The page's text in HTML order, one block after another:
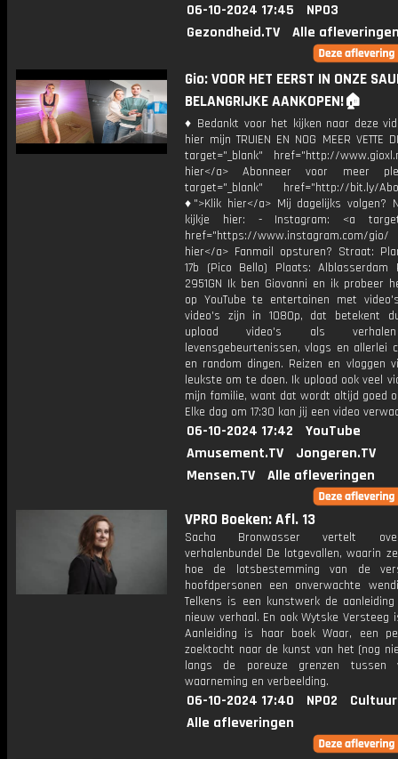
06-10-2024 17:45
NPO3
Gezondheid.TV
Alle
Gio: VOOR HET EERST IN ONZE
BELANGRIJKE AANKOPEN!🏠
♦ Bedankt voor het kijken naar deze
hier mijn TRUIEN EN NOG MEER VETTE
target="_blank" href="http://
hier</a> Abonneer voor meer
target="_blank" href="http://bit.ly/
♦">Klik hier</a> Mij dagelijks volgen?
kijkje hier: - Instagram: <a
href="https://www.instagram.com/
hier</a> Fanmail opsturen? Straat:
17b (Pico Bello) Plaats: Alblasserdam
2951GN Ik ben Giovanni en ik probeer
op YouTube te entertainen met
video's zijn in 1080p, dat betekent
upload video's als
levensgebeurtenissen, vlogs en allerlei
en random dingen. Reizen en vloggen
leukste om te doen. Ik upload ook veel
mijn familie, want dat wordt altijd goed
Elke dag om 17:30 kan jij een video
06-10-2024 17:42
YouTube
Amusement.TV
Jongeren.TV
Mensen.TV
Alle afleveringen
VPRO Boeken: Afl. 13
Sacha Bronwasser vertelt
verhalenbundel De lotgevallen, waarin
hoe de lotsbestemming van de
hoofdpersonen een onverwachte
Telkens is een kunstwerk de
nieuw verhaal. En ook Wytske Versteeg
Aanleiding is haar boek Waar, een
zoektocht naar de kunst van het (nog
langs de poreuze grenzen tussen
waarneming en verbeelding.
06-10-2024 17:40 NPO2
Alle afleveringen